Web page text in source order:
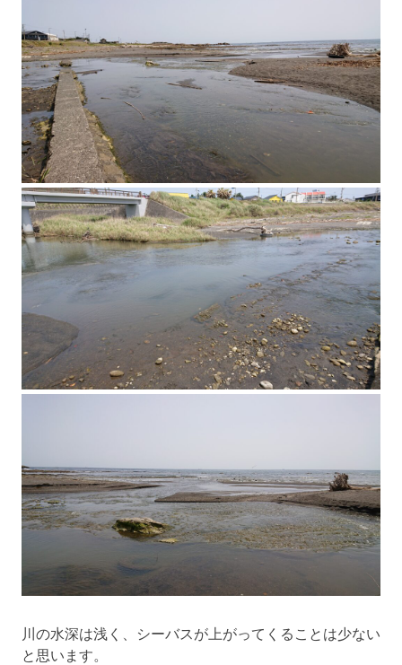
川の水深は浅く、シーバスが上がってくることは少ない
と思います。